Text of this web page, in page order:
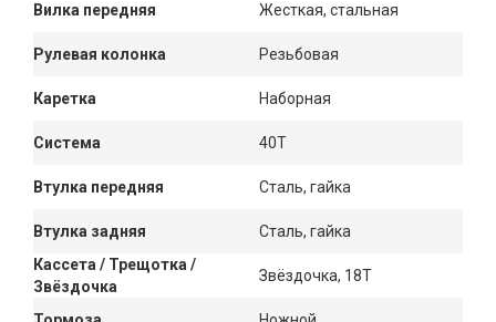
Вилка передняя Жесткая, стальная
Рулевая колонка Резьбовая
Каретка Наборная
Система 40Т
Втулка передняя Сталь, гайка
Втулка задняя
Сталь, гайка
Кассета / Трещотка /
Звёздочка
Звёздочка, 18Т